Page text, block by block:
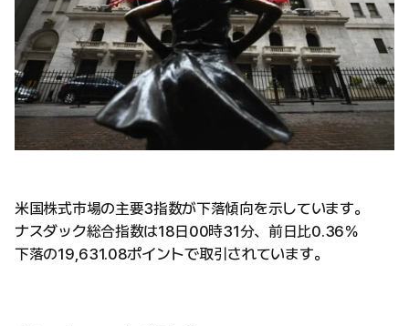
米国株式市場の主要3指数が下落傾向を示しています。
ナスダック総合指数は18日00時31分、前日比0.36％
下落の19,631.08ポイントで取引されています。